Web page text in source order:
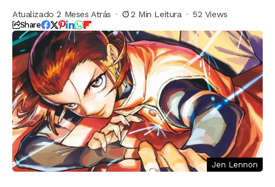
Atualizado 2 Meses Atrás 2 Min Leitura 52 Views
Share
Jen Lennon